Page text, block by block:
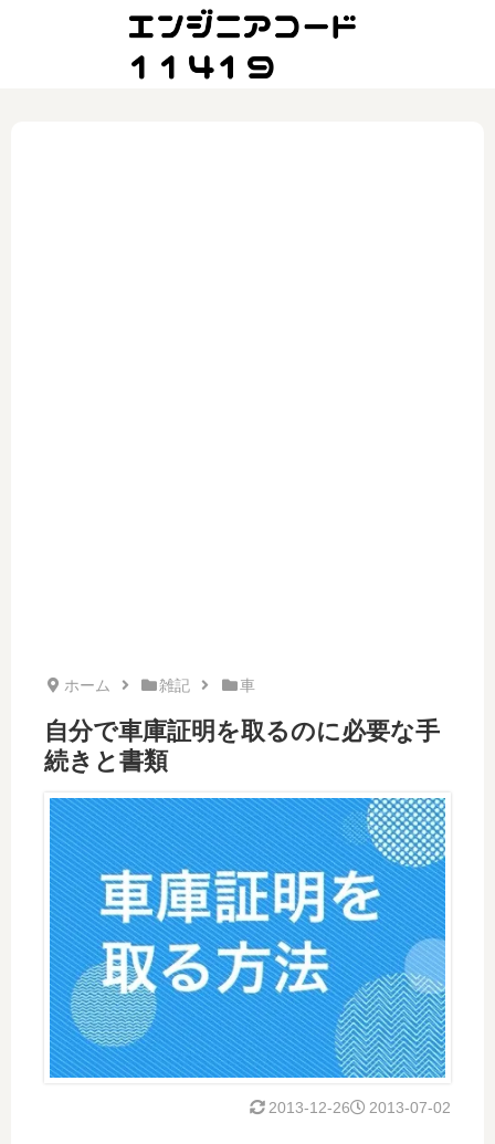
ホーム 雑記 車
自分で車庫証明を取るのに必要な手
続きと書類
2013-07-02
2013-12-26